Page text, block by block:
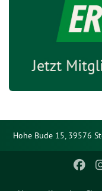
Hohe Bude 15, 39576